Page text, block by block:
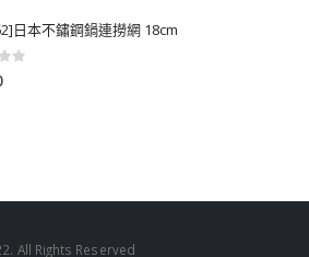
日本不鏽鋼鍋連撈網 18cm
of 5
All Rights Reserved